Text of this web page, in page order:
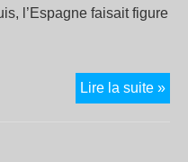
l’Espagne faisait figure
Lire la suite »
: